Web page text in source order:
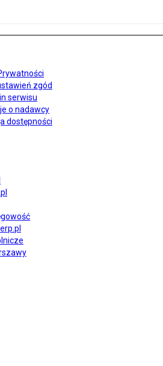
zgód
serwisu
o nadawcy
dostępności